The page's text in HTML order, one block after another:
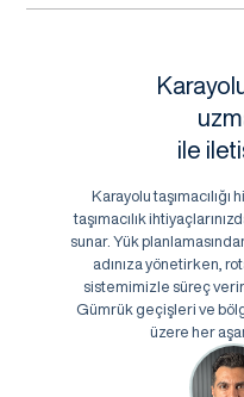
ile
Karayolu
taşımacılık
sunar. Yük
adınıza yönetirken,
sistemimizle süreç
Gümrük geçişleri ve
üzere her